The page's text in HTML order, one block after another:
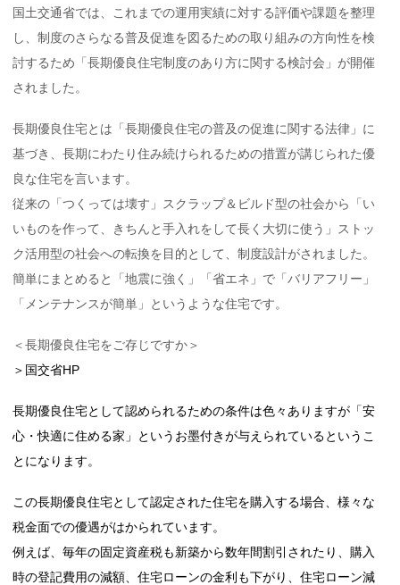
国土交通省では、これまでの運用実績に対する評価や課題を整理
し、制度のさらなる普及促進を図るための取り組みの方向性を検
討するため「長期優良住宅制度のあり方に関する検討会」が開催
されました。
長期優良住宅とは「長期優良住宅の普及の促進に関する法律」に
基づき、長期にわたり住み続けられるための措置が講じられた優
良な住宅を言います。
従来の「つくっては壊す」スクラップ＆ビルド型の社会から「い
いものを作って、きちんと手入れをして長く大切に使う」ストッ
ク活用型の社会への転換を目的として、制度設計がされました。
簡単にまとめると「地震に強く」「省エネ」で「バリアフリー」
「メンテナンスが簡単」というような住宅です。
＜長期優良住宅をご存じですか＞
＞国交省HP
長期優良住宅として認められるための条件は色々ありますが「安
心・快適に住める家」というお墨付きが与えられているというこ
とになります。
この長期優良住宅として認定された住宅を購入する場合、様々な
税金面での優遇がはかられています。
例えば、毎年の固定資産税も新築から数年間割引されたり、購入
時の登記費用の減額、住宅ローンの金利も下がり、住宅ローン減